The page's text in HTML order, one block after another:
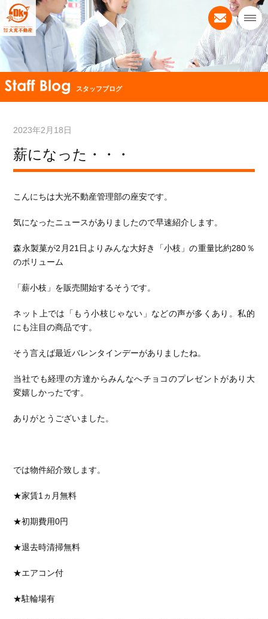
スタッフブログ
2023年2月18日
薪になった・・・
こんにちは大光不動産管理部の座安です。
気になったニュースがありましたので早速紹介します。
森永製菓が2月21日よりみんな大好き「小枝」の重量比約280％
のボリューム
「薪小枝」を販売開始するそうです。
ネット上では「もう小枝じゃない」などの声が多くあり。私的
にも注目の商品です。
そう言えば最近バレンタインデーがありましたね。
当社でも経理の方達からみんなへチョコのプレゼントがあり大
変嬉しかったです。
ありがとうございました。
では物件紹介致します。
★家賃1ヵ月無料
★初期費用0円
★退去時清掃無料
★エアコン付
★駐輪場有